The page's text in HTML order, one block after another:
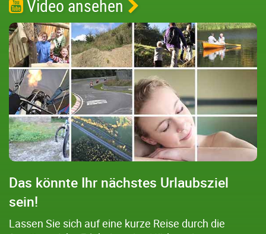
Video ansehen
Das könnte Ihr nächstes Urlaubsziel
sein!
Lassen Sie sich auf eine kurze Reise durch die